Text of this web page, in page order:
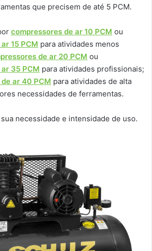
que precisem de até 5 PCM.
compressores de ar 10 PCM ou
15 PCM para atividades menos
de ar 20 PCM ou
35 PCM para atividades profissionais;
ar 40 PCM para atividades de alta
necessidades de ferramentas.
necessidade e intensidade de uso.